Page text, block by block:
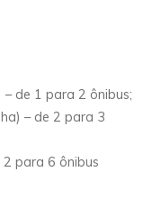
de 1 para 2 ônibus;
– de 2 para 3
2 para 6 ônibus